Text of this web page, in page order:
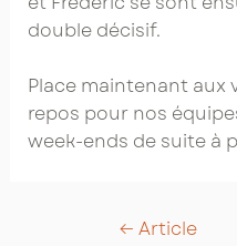
double décisif.
Place maintenant aux
repos pour nos
week-ends de suite à
← Article